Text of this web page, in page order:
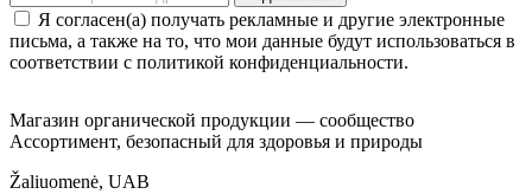
Я согласен(а) получать рекламные и другие электронные
письма, а также на то, что мои данные будут использоваться в
соответствии с политикой конфиденциальности.
Магазин органической продукции — сообщество
Ассортимент, безопасный для здоровья и природы
Žaliuomenė, UAB